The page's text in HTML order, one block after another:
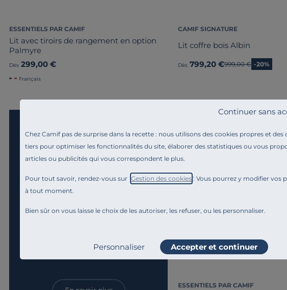
Chez Camif pas de surprise dans la recette : nous utilisons des cookies propres et des
tiers pour optimiser les fonctionnalités du site, élaborer des statistiques ou vous
articles ou publicités qui vous correspondent le plus.
Pour tout savoir, rendez-vous sur " Gestion des cookies". Vous pourrez y modifier vos
à tout moment.
Bien sûr on vous laisse le choix de les autoriser, les refuser, ou les personnaliser.
Continuer sans
Personnaliser Accepter et continuer
ESSENTIELS PAR CAMIF
Lit avec tiroirs de rangement en option
Palmyre
Dès 299,00 €
Français
CAMIF SIGNATURE
Lit coffre bois Albin
Dès 799,20 €Ancien prix
999,00 € -20%
ESSENTIELS PAR CAMIF